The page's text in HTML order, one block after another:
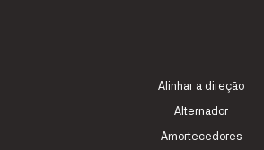
Alinhar a direção
Alternador
Amortecedores